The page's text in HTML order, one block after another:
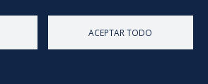
ACEPTAR TODO